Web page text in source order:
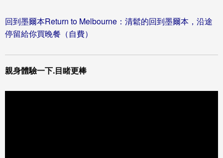
回到墨爾本Return to Melbourne：清鬆的回到墨爾本，沿途
停留給你買晚餐（自費）
親身體驗一下.目睹更棒